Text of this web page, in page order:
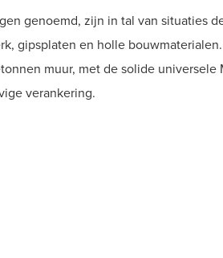
genoemd, zijn in tal van situaties
gipsplaten en holle
muur, met de solide
verankering.